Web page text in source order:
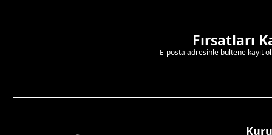
Fırsatları
E-posta adresinle bültene kayıt